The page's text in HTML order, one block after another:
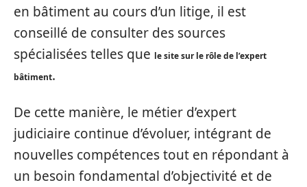
en bâtiment au cours d’un litige, il est
conseillé de consulter des sources
spécialisées telles que le site sur le rôle de l’expert
bâtiment.
De cette manière, le métier d’expert
judiciaire continue d’évoluer, intégrant de
nouvelles compétences tout en répondant à
un besoin fondamental d’objectivité et de